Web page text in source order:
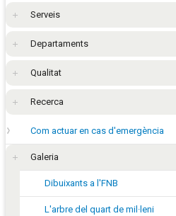
Serveis
Departaments
Qualitat
Recerca
Com actuar en cas d'emergència
Galeria
Dibuixants a l'FNB
L'arbre del quart de mil·leni